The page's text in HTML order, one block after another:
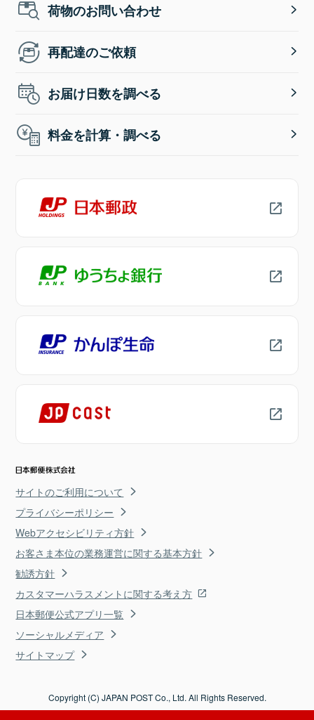
荷物のお問い合わせ
再配達のご依頼
お届け日数を調べる
料金を計算・調べる
サイトのご利用について
プライバシーポリシー
Webアクセシビリティ方針
お客さま本位の業務運営に関する基本方針
勧誘方針
カスタマーハラスメントに関する考え方
日本郵便公式アプリ一覧
ソーシャルメディア
サイトマップ
Copyright (C) JAPAN POST Co., Ltd. All Rights Reserved.